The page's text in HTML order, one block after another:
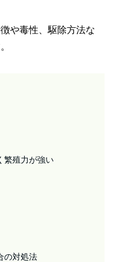
や毒性、駆除方法な
繁殖力が強い
の対処法